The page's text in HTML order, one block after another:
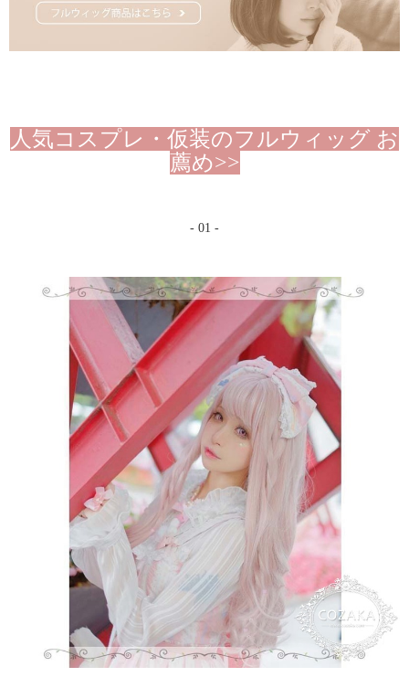
人気コスプレ・仮装のフルウィッグ お
薦め>>
- 01 -